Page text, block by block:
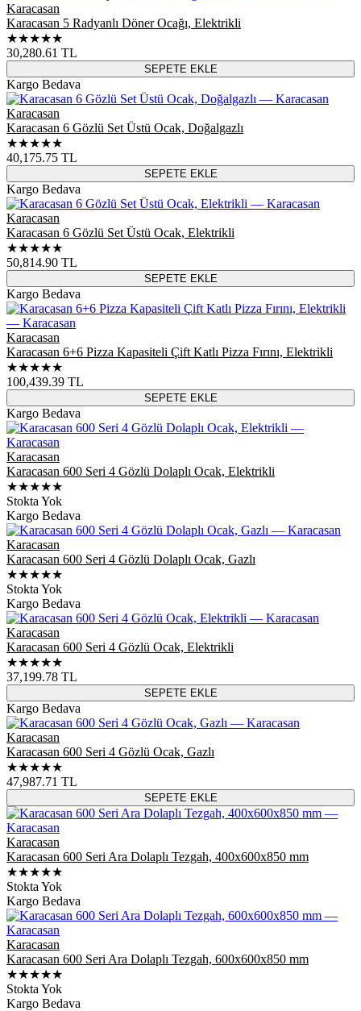
Karacasan
Karacasan 5 Radyanlı Döner Ocağı, Elektrikli
★★★★★
30,280.61 TL
SEPETE EKLE
Kargo Bedava
Karacasan
Karacasan 6 Gözlü Set Üstü Ocak, Doğalgazlı
★★★★★
40,175.75 TL
SEPETE EKLE
Kargo Bedava
Karacasan
Karacasan 6 Gözlü Set Üstü Ocak, Elektrikli
★★★★★
50,814.90 TL
SEPETE EKLE
Kargo Bedava
Karacasan
Karacasan 6+6 Pizza Kapasiteli Çift Katlı Pizza Fırını, Elektrikli
★★★★★
100,439.39 TL
SEPETE EKLE
Kargo Bedava
Karacasan
Karacasan 600 Seri 4 Gözlü Dolaplı Ocak, Elektrikli
★★★★★
Stokta Yok
Kargo Bedava
Karacasan
Karacasan 600 Seri 4 Gözlü Dolaplı Ocak, Gazlı
★★★★★
Stokta Yok
Kargo Bedava
Karacasan
Karacasan 600 Seri 4 Gözlü Ocak, Elektrikli
★★★★★
37,199.78 TL
SEPETE EKLE
Kargo Bedava
Karacasan
Karacasan 600 Seri 4 Gözlü Ocak, Gazlı
★★★★★
47,987.71 TL
SEPETE EKLE
Karacasan
Karacasan 600 Seri Ara Dolaplı Tezgah, 400x600x850 mm
★★★★★
Stokta Yok
Kargo Bedava
Karacasan
Karacasan 600 Seri Ara Dolaplı Tezgah, 600x600x850 mm
★★★★★
Stokta Yok
Kargo Bedava